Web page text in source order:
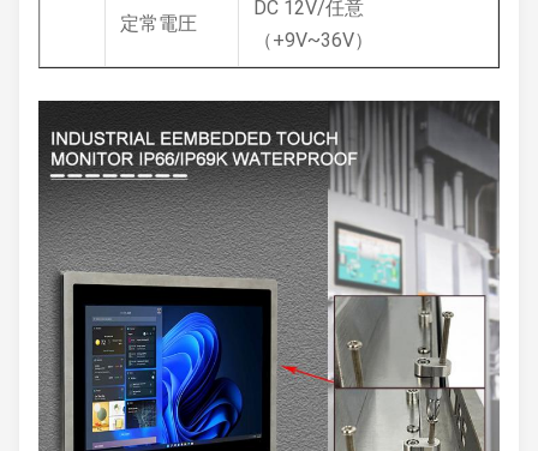
定常電圧
DC 12V/任意
（+9V~36V）